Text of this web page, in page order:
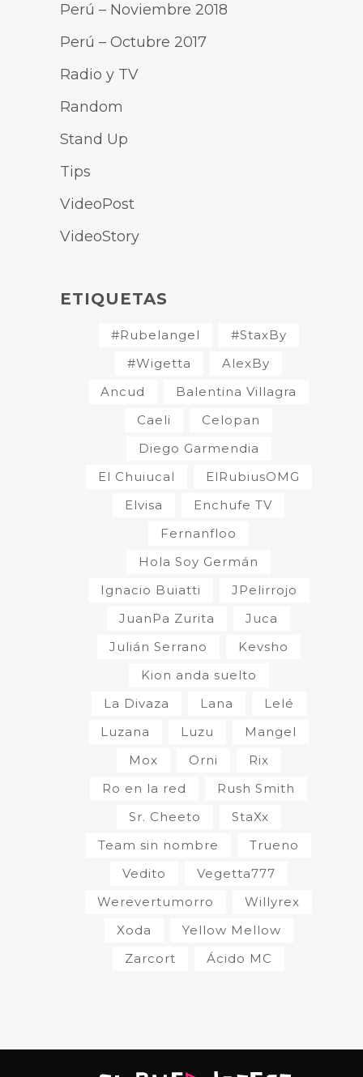
Perú – Noviembre 2018
Perú – Octubre 2017
Radio y TV
Random
Stand Up
Tips
VideoPost
VideoStory
ETIQUETAS
#Rubelangel
#StaxBy
#Wigetta
AlexBy
Ancud
Balentina Villagra
Caeli
Celopan
Diego Garmendia
El Chuiucal
ElRubiusOMG
Elvisa
Enchufe TV
Fernanfloo
Hola Soy Germán
Ignacio Buiatti
JPelirrojo
JuanPa Zurita
Juca
Julián Serrano
Kevsho
Kion anda suelto
La Divaza
Lana
Lelé
Luzana
Luzu
Mangel
Mox
Orni
Rix
Ro en la red
Rush Smith
Sr. Cheeto
StaXx
Team sin nombre
Trueno
Vedito
Vegetta777
Werevertumorro
Willyrex
Xoda
Yellow Mellow
Zarcort
Ácido MC